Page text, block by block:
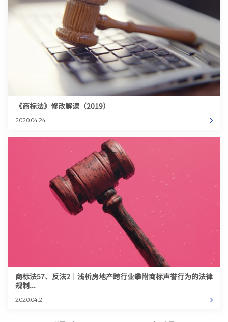
《商标法》修改解读（2019）
2020.04.24
商标法57、反法2｜浅析房地产跨行业攀附商标声誉行为的法律
规制...
2020.04.21